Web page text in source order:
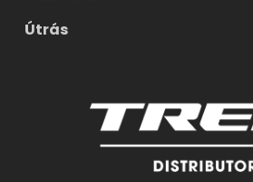
Útrás